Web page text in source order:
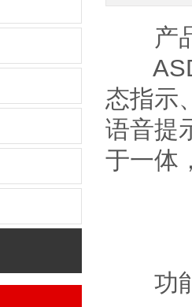
产
态指示
语音提
于一体
功